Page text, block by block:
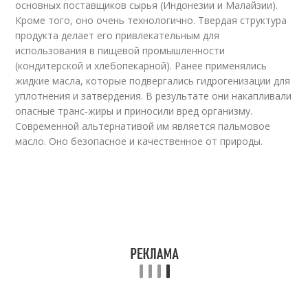
основных поставщиков сырья (Индонезии и Малайзии).
Кроме того, оно очень технологично. Твердая структура
продукта делает его привлекательным для
использования в пищевой промышленности
(кондитерской и хлебопекарной). Ранее применялись
жидкие масла, которые подвергались гидрогенизации для
уплотнения и затвердения. В результате они накапливали
опасные транс-жиры и приносили вред организму.
Современной альтернативой им является пальмовое
масло. Оно безопасное и качественное от природы.